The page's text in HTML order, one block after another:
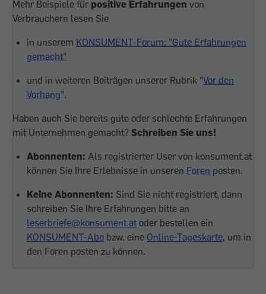
Mehr Beispiele für positive Erfahrungen von
Verbrauchern lesen Sie
in unserem KONSUMENT-Forum: "Gute Erfahrungen
gemacht"
und in weiteren Beiträgen unserer Rubrik "Vor den
Vorhang".
Haben auch Sie bereits gute oder schlechte Erfahrungen
mit Unternehmen gemacht? Schreiben Sie uns!
Abonnenten: Als registrierter User von konsument.at
können Sie Ihre Erlebnisse in unseren Foren posten.
Keine Abonnenten: Sind Sie nicht registriert, dann
schreiben Sie Ihre Erfahrungen bitte an
leserbriefe@konsument.at oder bestellen ein
KONSUMENT-Abo bzw. eine Online-Tageskarte, um in
den Foren posten zu können.